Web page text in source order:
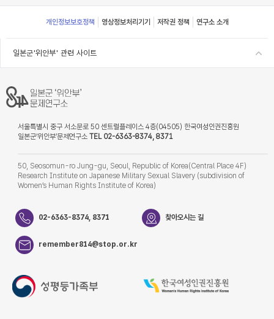
Footer
개인정보보호정책 영상정보처리기기 저작권 정책 연구소 소개
일본군'위안부' 관련 사이트
서울특별시 중구 서소문로 50 센트럴플레이스 4층(04505) 한국여성인권진흥원
일본군‘위안부’문제연구소 TEL 02-6363-8374, 8371
50, Seosomun-ro Jung-gu, Seoul, Republic of Korea(Central Place 4F)
Research Institute on Japanese Military Sexual Slavery (subdivision of
Women’s Human Rights Institute of Korea)
02-6363-8374, 8371 찾아오시는 길
remember814@stop.or.kr